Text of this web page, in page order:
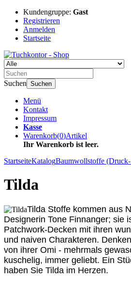
Kundengruppe: Gast
Registrieren
Anmelden
Startseite
Suchen Suchen
Menü
Kontakt
Impressum
Kasse
Warenkorb(0)Artikel
Ihr Warenkorb ist leer.
StartseiteKatalogBaumwollstoffe
Tilda
Tilda Stoffe kommen aus
Designerin Tone Finnanger; sie
Patchwork-Decken mit ihren
und naiven Charakteren.
von ihrer Omi - mehrmals
kuschelig, immer geliebt. Ein
haben Sie Tilda im Herzen.